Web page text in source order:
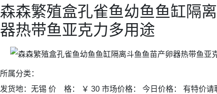
森森繁殖盒孔雀鱼幼鱼鱼缸隔
器热带鱼亚克力多用途
所属分类：
发货地：无锡 价 格： ￥ 30 市场价格： 今日价格： 有特价请